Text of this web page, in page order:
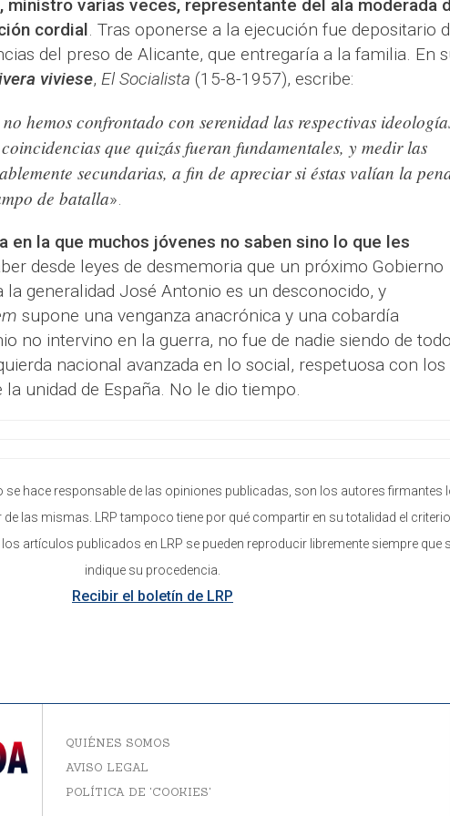
ministro varias veces, representante del ala moderada
cordial. Tras oponerse a la ejecución fue depositario
del preso de Alicante, que entregaría a la familia. En
viviese, El Socialista (15-8-1957), escribe:
hemos confrontado con serenidad las respectivas
que quizás fueran fundamentales, y medir las
secundarias, a fin de apreciar si éstas valían la
de batalla».
en la que muchos jóvenes no saben sino lo que les
desde leyes de desmemoria que un próximo Gobierno
la generalidad José Antonio es un desconocido, y
supone una venganza anacrónica y una cobardía
no intervino en la guerra, no fue de nadie siendo de
nacional avanzada en lo social, respetuosa con los
unidad de España. No le dio tiempo.
se hace responsable de las opiniones publicadas, son los autores firmantes
las mismas. LRP tampoco tiene por qué compartir en su totalidad el
artículos publicados en LRP se pueden reproducir libremente siempre que
indique su procedencia.
Recibir el boletín de LRP
QUIÉNES SOMOS
AVISO LEGAL
POLÍTICA DE 'COOKIES'